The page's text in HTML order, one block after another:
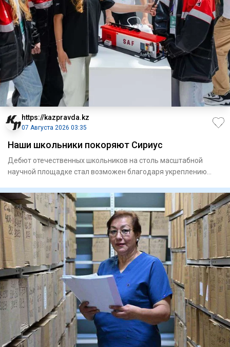
https://kazpravda.kz
07 Августа 2026 03:35
Наши школьники покоряют Сириус
Дебют отечественных школьников на столь масштабной
научной площадке стал возможен благодаря укреплению